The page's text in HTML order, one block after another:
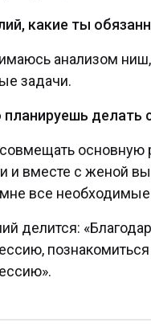
какие ты
анализом
задачи.
планируешь делать
основную
и вместе с женой
все необходимые
делится: